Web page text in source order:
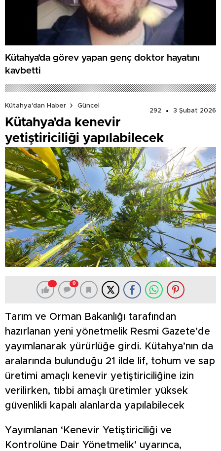
Kütahya’da görev yapan genç doktor hayatını
kaybetti
Kütahya'dan Haber
Güncel
292
3 Şubat 2026
Kütahya’da kenevir
yetiştiriciliği yapılabilecek
0
Tarım ve Orman Bakanlığı tarafından
hazırlanan yeni yönetmelik Resmi Gazete’de
yayımlanarak yürürlüğe girdi. Kütahya’nın da
aralarında bulunduğu 21 ilde lif, tohum ve sap
üretimi amaçlı kenevir yetiştiriciliğine izin
verilirken, tıbbi amaçlı üretimler yüksek
güvenlikli kapalı alanlarda yapılabilecek
Yayımlanan ‘Kenevir Yetiştiriciliği ve
Kontrolüne Dair Yönetmelik’ uyarınca,